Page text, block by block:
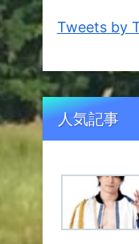
Tweets by
人気記事